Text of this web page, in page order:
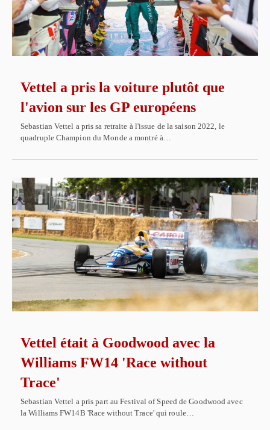
Vettel a pris la voiture plutôt que
l'avion sur les GP européens
Sebastian Vettel a pris sa retraite à l'issue de la saison 2022, le
quadruple Champion du Monde a montré à…
Vettel était à Goodwood avec la
Williams FW14 'Race without
Trace'
Sebastian Vettel a pris part au Festival of Speed de Goodwood avec
la Williams FW14B 'Race without Trace' qui roule…